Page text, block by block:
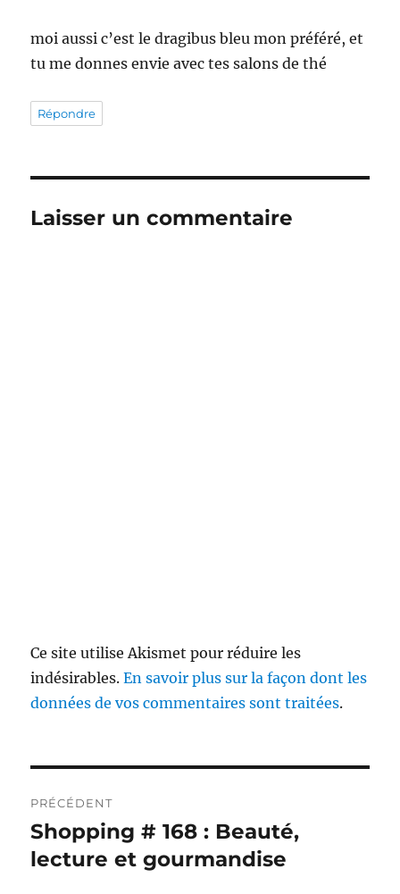
moi aussi c’est le dragibus bleu mon préféré, et
tu me donnes envie avec tes salons de thé
Répondre
Laisser un commentaire
Ce site utilise Akismet pour réduire les
indésirables.En savoir plus sur la façon dont les
données de vos commentaires sont traitées.
de
l’article
PRÉCÉDENT
Publication
précédente :
Shopping # 168 : Beauté,
lecture et gourmandise